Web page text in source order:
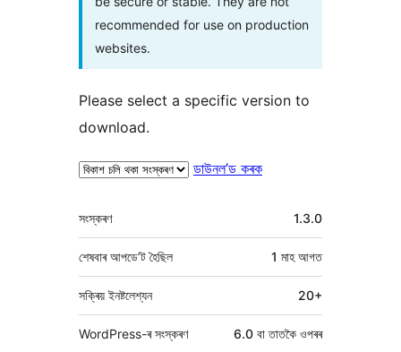
recommended for use on production
websites.
Please select a specific version to
download.
ডাউনল’ড কৰক
মেটা 1.3.0
সংস্কৰণ
1 মাহআগত
শেষবাৰ আপডে’ট হৈছিল
সক্ৰিয় ইনষ্টলেশ্যন 20+
WordPress-ৰ সংস্কৰণ 6.0 বা তাতকৈ ওপৰৰ